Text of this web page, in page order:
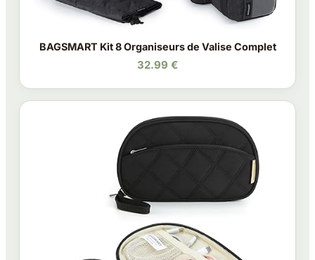
BAGSMART Kit 8 Organiseurs de Valise Complet
32.99 €